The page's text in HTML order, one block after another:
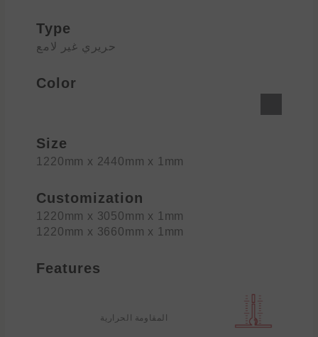
Type
حريري غير لامع
Color
Size
1220mm x 2440mm x 1mm
Customization
1220mm x 3050mm x 1mm
1220mm x 3660mm x 1mm
Features
المقاومة الحرارية